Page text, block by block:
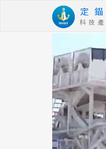
定
科 技